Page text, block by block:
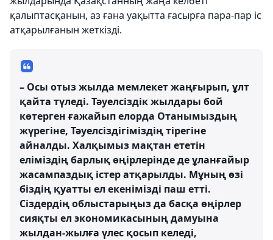
қалыптасқанын, аз ғана уақытта ғасырға пара-пар іс
атқарылғанын жеткізді.
– Осы отыз жылда мемлекет жаңғырып, ұлт
қайта түледі. Тәуелсіздік жылдары бой
көтерген ғажайып елорда Отанымыздың
жүрегіне, Тәуелсіздігіміздің тірегіне
айналды. Халқымыз мақтан ететін
еліміздің барлық өңірлерінде де ұланғайыр
жасампаздық істер атқарылды. Мұның өзі
біздің қуатты ел екенімізді паш етті.
Сіздердің облыстарыңыз да басқа өңірлер
сияқты ел экономикасының дамуына
жылдан-жылға үлес қосып келеді,